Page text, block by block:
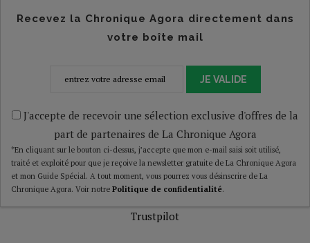
Recevez la Chronique Agora directement dans
votre boîte mail
JE VALIDE
J'accepte de recevoir une sélection exclusive d'offres de la
part de partenaires de La Chronique Agora
*En cliquant sur le bouton ci-dessus, j’accepte que mon e-mail saisi soit utilisé,
traité et exploité pour que je reçoive la newsletter gratuite de La Chronique Agora
et mon Guide Spécial. A tout moment, vous pourrez vous désinscrire de La
Chronique Agora. Voir notre Politique de confidentialité.
Trustpilot